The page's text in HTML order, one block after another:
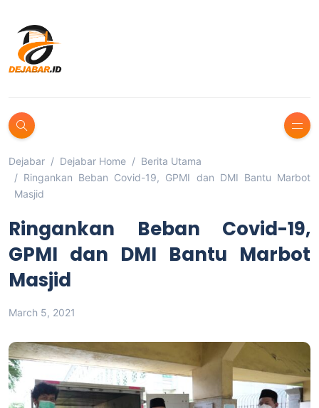
Dejabar Dejabar Home
Berita Utama
Ringankan Beban Covid-19, GPMI dan DMI Bantu Marbot
Masjid
Ringankan Beban Covid-19,
GPMI dan DMI Bantu Marbot
Masjid
March 5, 2021